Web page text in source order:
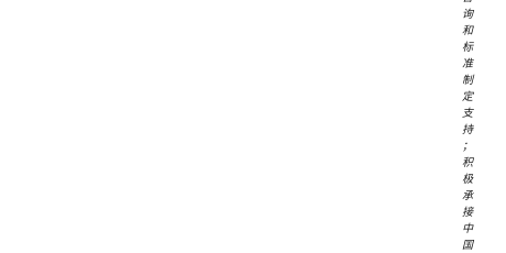
询
和
标
准
制
定
支
持
；
积
极
承
接
中
国